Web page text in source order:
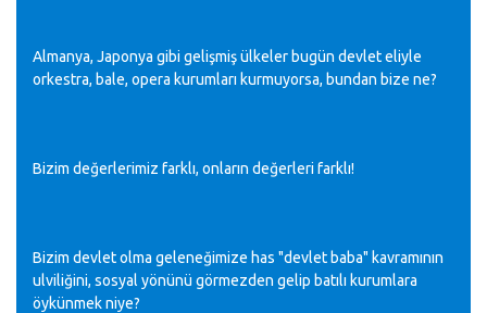
Almanya, Japonya gibi gelişmiş ülkeler bugün devlet eliyle
orkestra, bale, opera kurumları kurmuyorsa, bundan bize ne?
Bizim değerlerimiz farklı, onların değerleri farklı!
Bizim devlet olma geleneğimize has "devlet baba" kavramının
ulviliğini, sosyal yönünü görmezden gelip batılı kurumlara
öykünmek niye?